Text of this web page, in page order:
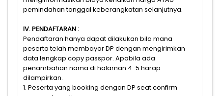
pemindahan tanggal keberangkatan selanjutnya.
IV. PENDAFTARAN :
Pendaftaran hanya dapat dilakukan bila mana
peserta telah membayar DP dengan mengirimkan
data lengkap copy passpor. Apabila ada
penambahan nama di halaman 4-5 harap
dilampirkan.
1. Peserta yang booking dengan DP seat confirm